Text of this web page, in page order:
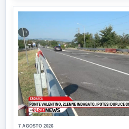
7 AGOSTO 2026